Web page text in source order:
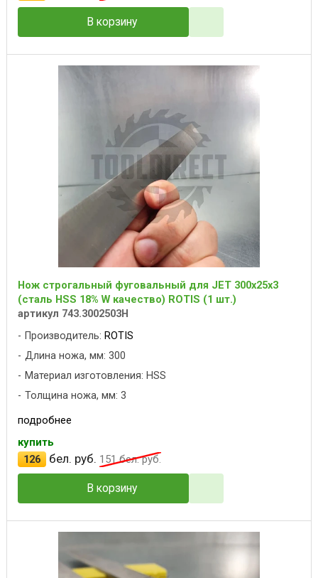
В корзину
Нож строгальный фуговальный для JET 300x25x3
(сталь HSS 18% W качество) ROTIS (1 шт.)
артикул 743.3002503H
Производитель: ROTIS
Длина ножа, мм: 300
Материал изготовления: HSS
Толщина ножа, мм: 3
подробнее
купить
126
бел. руб. 151бел. руб.
В корзину